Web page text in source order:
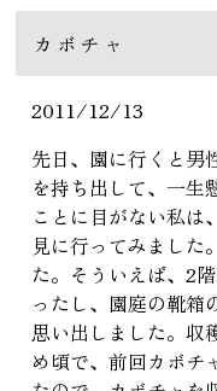
カボチャ
2011/12/13
先日、園に行くと男
を持ち出して、一生
ことに目がない私は
見に行ってみました
た。そういえば、2
ったし、園庭の靴箱
思い出しました。収
め頃で、前回カボチ